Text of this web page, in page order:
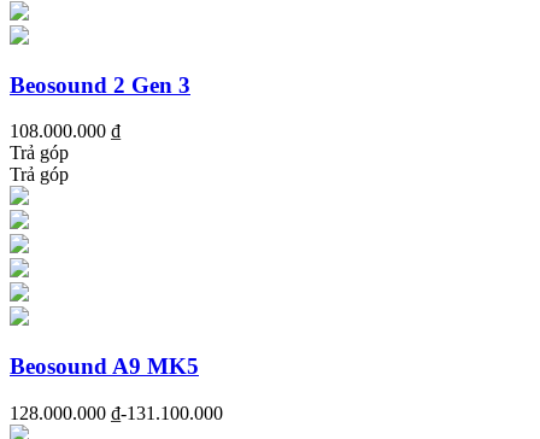
Beosound 2 Gen 3
108.000.000 ₫
Trả góp
Trả góp
Beosound A9 MK5
128.000.000 ₫-131.100.000